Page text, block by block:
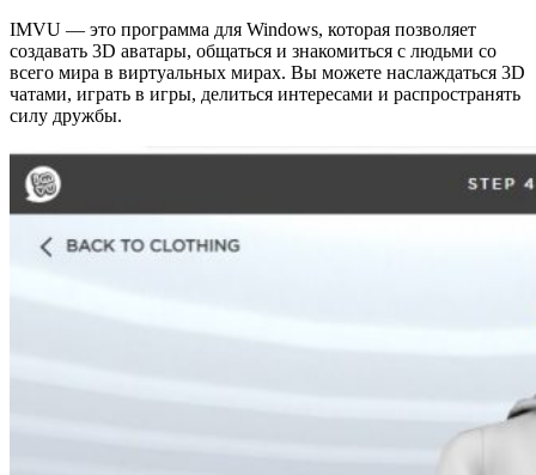
IMVU — это программа для Windows, которая позволяет
создавать 3D аватары, общаться и знакомиться с людьми со
всего мира в виртуальных мирах. Вы можете наслаждаться 3D
чатами, играть в игры, делиться интересами и распространять
силу дружбы.